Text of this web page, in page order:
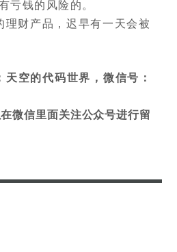
亏钱的风险的。
财产品，迟早有一天会被
空的代码世界，微信号：
微信里面关注公众号进行留